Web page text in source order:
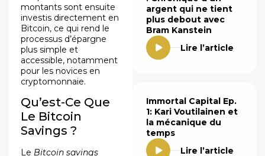
montants sont ensuite
investis directement en
Bitcoin, ce qui rend le
processus d’épargne
plus simple et
accessible, notamment
pour les novices en
cryptomonnaie.
Qu’est-Ce Que
Le Bitcoin
Savings ?
Le Bitcoin savings
argent qui ne tient
plus debout avec
Bram Kanstein
Lire l’article
Immortal Capital Ep.
1: Kari Voutilainen et
la mécanique du
temps
Lire l’article